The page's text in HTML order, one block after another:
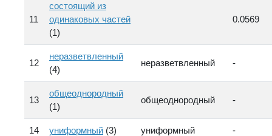
11
состоящий из
одинаковых частей
(1)
0.0569
12
неразветвленный
(4)
неразветвленный -
13
общеоднородный
(1)
общеоднородный -
14 униформный (3) униформный -